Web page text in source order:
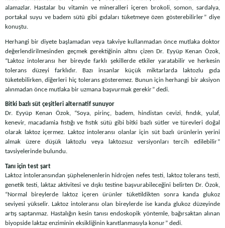
alamazlar. Hastalar bu vitamin ve mineralleri içeren brokoli, somon, sardalya,
portakal suyu ve badem sütü gibi gıdaları tüketmeye özen gösterebilirler” diye
konuştu.
Herhangi bir diyete başlamadan veya takviye kullanmadan önce mutlaka doktor
değerlendirilmesinden geçmek gerektiğinin altını çizen Dr. Eyyüp Kenan Özok,
“Laktoz intoleransı her bireyde farklı şekillerde etkiler yaratabilir ve herkesin
tolerans düzeyi farklıdır. Bazı insanlar küçük miktarlarda laktozlu gıda
tüketebilirken, diğerleri hiç tolerans gösteremez. Bunun için herhangi bir aksiyon
alınmadan önce mutlaka bir uzmana başvurmak gerekir” dedi.
Bitki bazlı süt çeşitleri alternatif sunuyor
Dr. Eyyüp Kenan Özok, “Soya, pirinç, badem, hindistan cevizi, fındık, yulaf,
kenevir, macadamia fıstığı ve fıstık sütü gibi bitki bazlı sütler ve türevleri doğal
olarak laktoz içermez. Laktoz intoleransı olanlar için süt bazlı ürünlerin yerini
almak üzere düşük laktozlu veya laktozsuz versiyonları tercih edilebilir”
tavsiyelerinde bulundu.
Tanı için test şart
Laktoz intoleransından şüphelenenlerin hidrojen nefes testi, laktoz tolerans testi,
genetik testi, laktaz aktivitesi ve dışkı testine başvurabileceğini belirten Dr. Özok,
“Normal bireylerde laktoz içeren ürünler tüketildikten sonra kanda glukoz
seviyesi yükselir. Laktoz intoleransı olan bireylerde ise kanda glukoz düzeyinde
artış saptanmaz. Hastalığın kesin tanısı endoskopik yöntemle, bağırsaktan alınan
biyopside laktaz enziminin eksikliğinin kanıtlanmasıyla konur” dedi.